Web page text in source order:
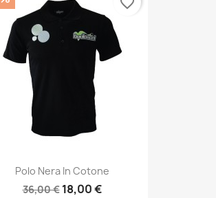
Polo Nera In Cotone
36,00 € 18,00 €